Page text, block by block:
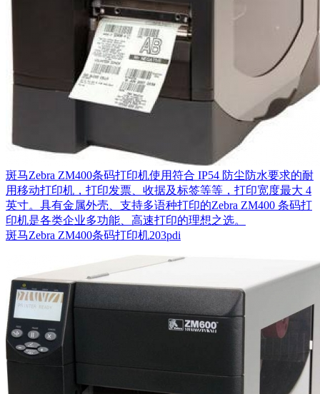
斑马Zebra ZM400条码打印机使用符合 IP54 防尘防水要求的耐
用移动打印机，打印发票、收据及标签等等，打印宽度最大 4
英寸。具有金属外壳、支持多语种打印的Zebra ZM400 条码打
印机是各类企业多功能、高速打印的理想之选。
斑马Zebra ZM400条码打印机203pdi